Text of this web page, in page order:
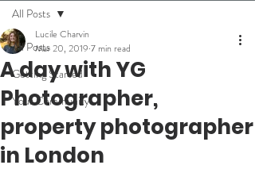
All Posts
Getting Started
Your Community
All Posts
A day with YG
Photographer,
property photographer
in London
Lucile Charvin
Mar 20, 2019 7 min read